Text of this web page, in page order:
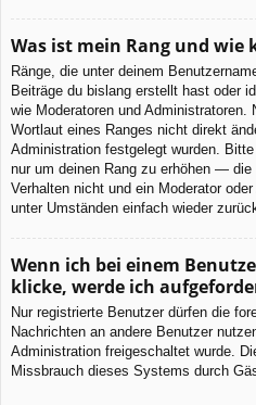
Was ist mein Rang und wie
Ränge, die unter deinem
Beiträge du bislang erstellt hast oder
wie Moderatoren und Administratoren.
Wortlaut eines Ranges nicht direkt
Administration festgelegt wurden.
nur um deinen Rang zu erhöhen —
Verhalten nicht und ein Moderator
unter Umständen einfach wieder
Wenn ich bei einem
klicke, werde ich
Nur registrierte Benutzer dürfen die
Nachrichten an andere Benutzer
Administration freigeschaltet wurde.
Missbrauch dieses Systems durch